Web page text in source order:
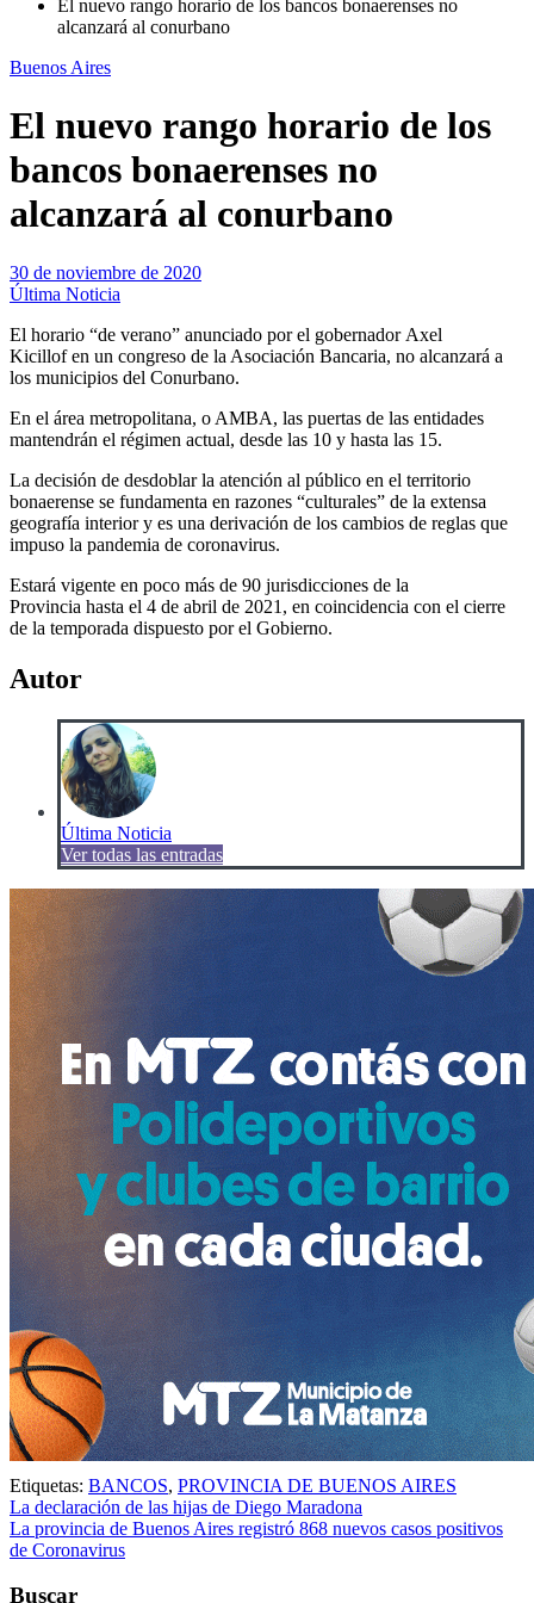
El nuevo rango horario de los bancos bonaerenses no
alcanzará al conurbano
Buenos Aires
El nuevo rango horario de los
bancos bonaerenses no
alcanzará al conurbano
30 de noviembre de 2020
Última Noticia
El horario “de verano” anunciado por el gobernador Axel
Kicillof en un congreso de la Asociación Bancaria, no alcanzará a
los municipios del Conurbano.
En el área metropolitana, o AMBA​, las puertas de las entidades
mantendrán el régimen actual, desde las 10 y hasta las 15.
La decisión de desdoblar la atención al público en el territorio
bonaerense se fundamenta en razones “culturales” de la extensa
geografía interior y es una derivación de los cambios de reglas que
impuso la pandemia de coronavirus.
Estará vigente en poco más de 90 jurisdicciones de la
Provincia hasta el 4 de abril de 2021, en coincidencia con el cierre
de la temporada dispuesto por el Gobierno.
Autor
Última Noticia
Ver todas las entradas
Etiquetas: BANCOS, PROVINCIA DE BUENOS AIRES
Navegación
de
La declaración de las hijas de Diego Maradona
La provincia de Buenos Aires registró 868 nuevos casos positivos
de Coronavirus
Buscar